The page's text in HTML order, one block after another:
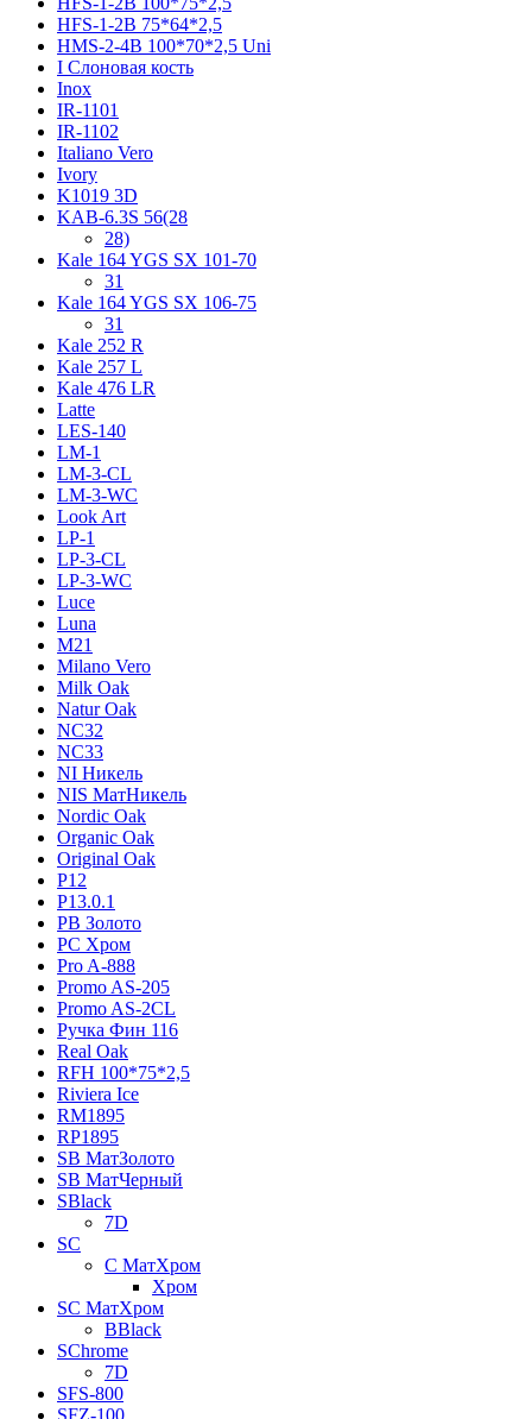
HFS-1-2B 75*64*2,5
HMS-2-4B 100*70*2,5 Uni
I Слоновая кость
Inox
IR-1101
IR-1102
Italiano Vero
Ivory
K1019 3D
KAB-6.3S 56(28
28)
Kale 164 YGS SX 101-70
31
Kale 164 YGS SX 106-75
31
Kale 252 R
Kale 257 L
Kale 476 LR
Latte
LES-140
LM-1
LM-3-CL
LM-3-WC
Look Art
LP-1
LP-3-CL
LP-3-WC
Luce
Luna
M21
Milano Vero
Milk Oak
Natur Oak
NC32
NC33
NI Никель
NIS МатНикель
Nordic Oak
Organic Oak
Original Oak
P12
P13.0.1
PB Золото
PC Хром
Pro A-888
Promo AS-205
Promo AS-2CL
Pучка Фин 116
Real Oak
RFH 100*75*2,5
Riviera Ice
RM1895
RP1895
SB МатЗолото
SB МатЧерный
SBlack
7D
SC
C МатХром
Хром
SC МатХром
BBlack
SChrome
7D
SFS-800
SFZ-100